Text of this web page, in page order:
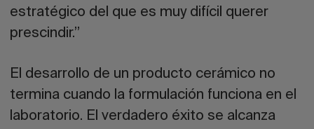
estratégico del que es muy difícil querer
prescindir.”
El desarrollo de un producto cerámico no
termina cuando la formulación funciona en el
laboratorio. El verdadero éxito se alcanza